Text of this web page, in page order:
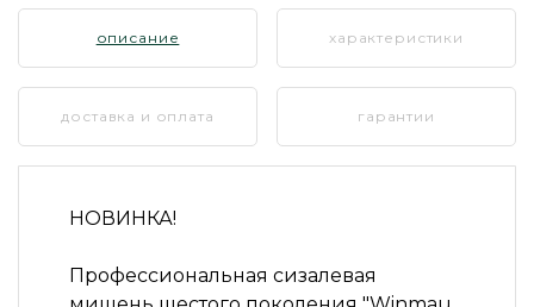
описание характеристики
доставка и оплата гарантии
НОВИНКА!
Профессиональная сизалевая